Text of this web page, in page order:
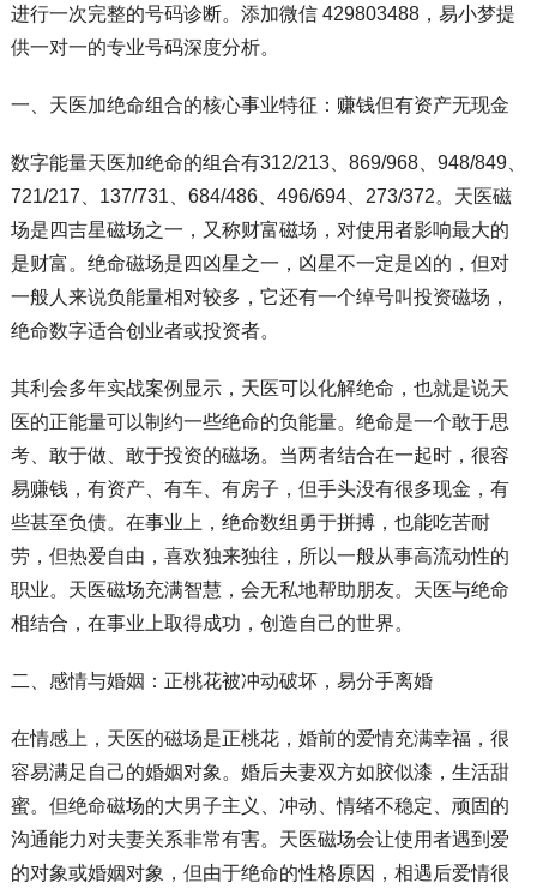
进行一次完整的号码诊断。添加微信 429803488，易小梦提
供一对一的专业号码深度分析。
一、天医加绝命组合的核心事业特征：赚钱但有资产无现金
数字能量天医加绝命的组合有312/213、869/968、948/849、
721/217、137/731、684/486、496/694、273/372。天医磁
场是四吉星磁场之一，又称财富磁场，对使用者影响最大的
是财富。绝命磁场是四凶星之一，凶星不一定是凶的，但对
一般人来说负能量相对较多，它还有一个绰号叫投资磁场，
绝命数字适合创业者或投资者。
其利会多年实战案例显示，天医可以化解绝命，也就是说天
医的正能量可以制约一些绝命的负能量。绝命是一个敢于思
考、敢于做、敢于投资的磁场。当两者结合在一起时，很容
易赚钱，有资产、有车、有房子，但手头没有很多现金，有
些甚至负债。在事业上，绝命数组勇于拼搏，也能吃苦耐
劳，但热爱自由，喜欢独来独往，所以一般从事高流动性的
职业。天医磁场充满智慧，会无私地帮助朋友。天医与绝命
相结合，在事业上取得成功，创造自己的世界。
二、感情与婚姻：正桃花被冲动破坏，易分手离婚
在情感上，天医的磁场是正桃花，婚前的爱情充满幸福，很
容易满足自己的婚姻对象。婚后夫妻双方如胶似漆，生活甜
蜜。但绝命磁场的大男子主义、冲动、情绪不稳定、顽固的
沟通能力对夫妻关系非常有害。天医磁场会让使用者遇到爱
的对象或婚姻对象，但由于绝命的性格原因，相遇后爱情很